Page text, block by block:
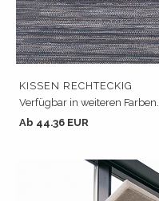
KISSEN RECHTECKIG
Verfügbar in weiteren Farben.
Ab 44.36 EUR